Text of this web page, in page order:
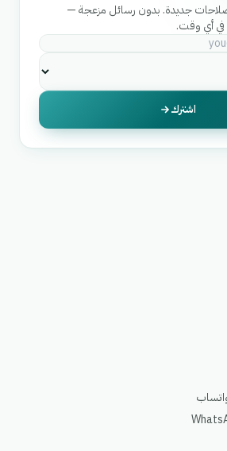
جديدة. بدون رسائل مزعجة —
في أي وقت.
اشترك